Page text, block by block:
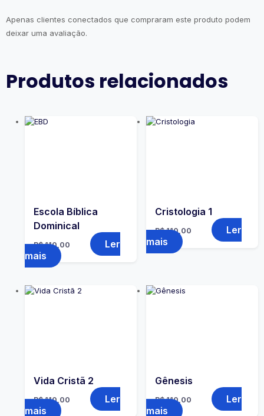
Apenas clientes conectados que compraram este produto podem
deixar uma avaliação.
Produtos relacionados
Escola Bíblica
Dominical
R$110,00
Ler
mais
Cristologia 1
R$110,00
Ler
mais
Vida Cristã 2
R$110,00
Ler
mais
Gênesis
R$110,00
Ler
mais